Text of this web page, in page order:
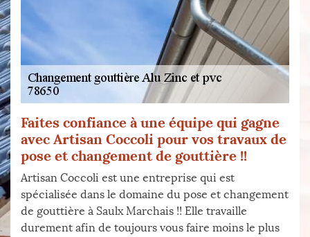
Faites confiance à une équipe qui gagne
avec Artisan Coccoli pour vos travaux de
pose et changement de gouttière !!
Artisan Coccoli est une entreprise qui est
spécialisée dans le domaine du pose et changement
de gouttière à Saulx Marchais !! Elle travaille
durement afin de toujours vous faire moins le plus